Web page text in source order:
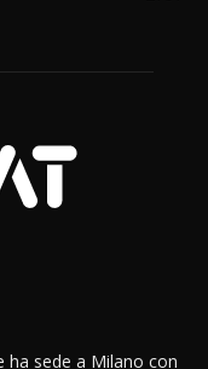
ha sede a Milano con